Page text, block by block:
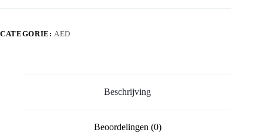
CATEGORIE:AED
Beschrijving
Beoordelingen (0)